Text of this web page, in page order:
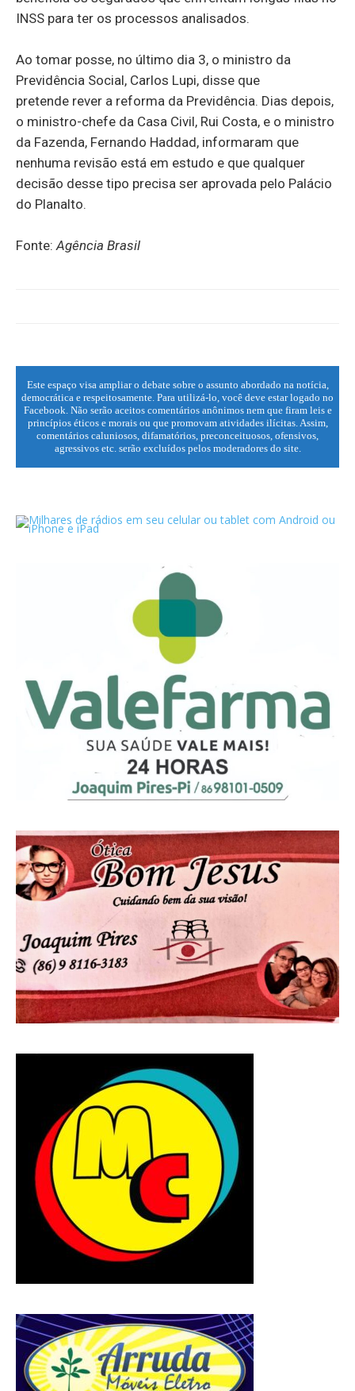
INSS para ter os processos analisados.
Ao tomar posse, no último dia 3, o ministro da
Previdência Social, Carlos Lupi, disse que
pretende rever a reforma da Previdência. Dias depois,
o ministro-chefe da Casa Civil, Rui Costa, e o ministro
da Fazenda, Fernando Haddad, informaram que
nenhuma revisão está em estudo e que qualquer
decisão desse tipo precisa ser aprovada pelo Palácio
do Planalto.
Fonte: Agência Brasil
Este espaço visa ampliar o debate sobre o assunto abordado na notícia,
democrática e respeitosamente. Para utilizá-lo, você deve estar logado no
Facebook. Não serão aceitos comentários anônimos nem que firam leis e
princípios éticos e morais ou que promovam atividades ilícitas. Assim,
comentários caluniosos, difamatórios, preconceituosos, ofensivos,
agressivos etc. serão excluídos pelos moderadores do site.